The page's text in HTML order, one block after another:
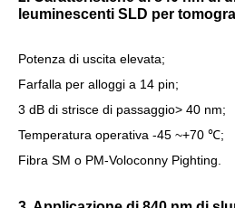
leuminescenti SLD per
Potenza di uscita elevata;
Farfalla per alloggi a 14 pin;
3 dB di strisce di passaggio> 40 nm;
Temperatura operativa -45 ~+70 ℃;
Fibra SM o PM-Voloconny Pighting.